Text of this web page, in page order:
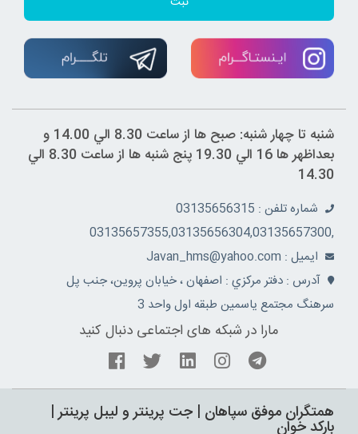
شنبه تا چهار شنبه: صبح ها از ساعت 8.30 الي 14.00 و
بعداظهر ها 16 الي 19.30 پنج شنبه ها از ساعت 8.30 الي
14.30
شماره تلفن : 03135656315
,03135657355,03135656304,03135657300
ايميل : Javan_hms@yahoo.com
آدرس : دفتر مرکزي : اصفهان ، خيابان پروين، جنب پل
سرهنگ مجتمع ياسمين طبقه اول واحد 3
مارا در شبکه های اجتماعی دنبال کنید
همتگران موفق سپاهان | جت پرينتر و ليبل پرينتر |
بارکد خوان